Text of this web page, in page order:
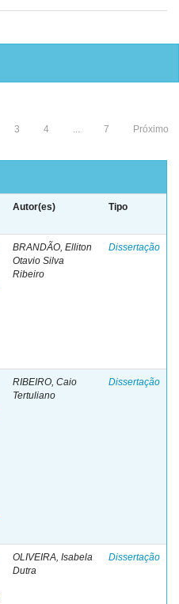
3 4 ... 7 Próximo
Autor(es) Tipo
BRANDÃO, Elliton
Otavio Silva
Ribeiro
Dissertação
RIBEIRO, Caio
Tertuliano
Dissertação
OLIVEIRA, Isabela
Dutra
Dissertação